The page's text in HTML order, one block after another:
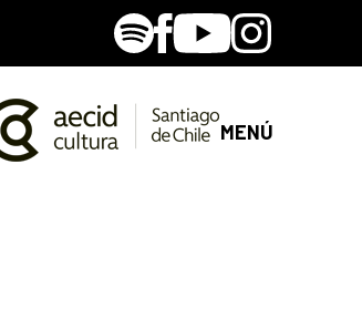
SpotifyFacebook
YoutubeInstagram
MENÚ